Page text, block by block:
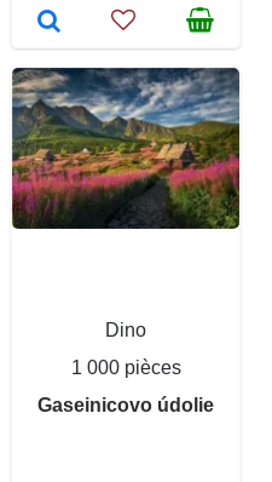
Dino
1 000 pièces
Gaseinicovo údolie